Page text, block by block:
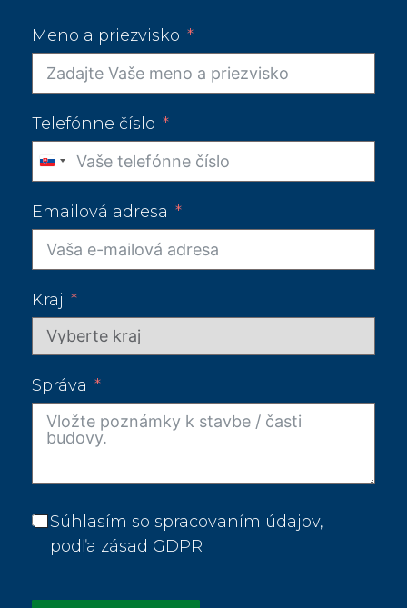
Meno a priezvisko
Telefónne číslo
Slovakia
Emailová adresa
Kraj
Správa
Súhlasím so spracovaním údajov,
podľa zásad GDPR